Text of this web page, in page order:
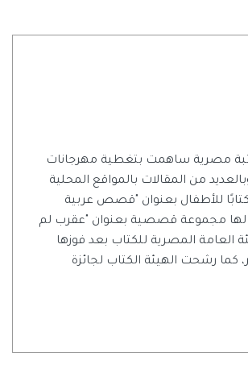
مصرية ساهمت بتغطية مهرجانات
من المقالات بالمواقع المحلية
كتابًا للأطفال بعنوان "قصص عربية
لها مجموعة قصصية بعنوان "عقرب لم
العامة المصرية للكتاب بعد فوزها
كما رشحت الهيئة الكتاب لجائزة